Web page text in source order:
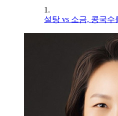
1.
설탕 vs 소금, 콩국